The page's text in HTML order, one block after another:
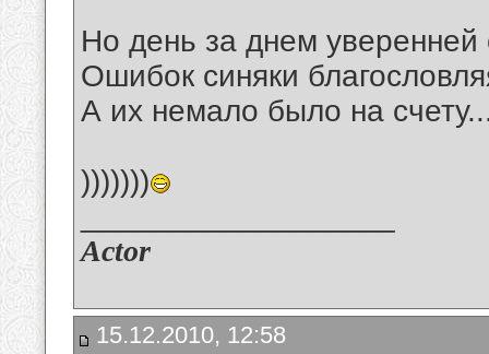
Но день за днем уверенней
Ошибок синяки
А их немало было на
)))))))
Actor
15.12.2010, 12:58